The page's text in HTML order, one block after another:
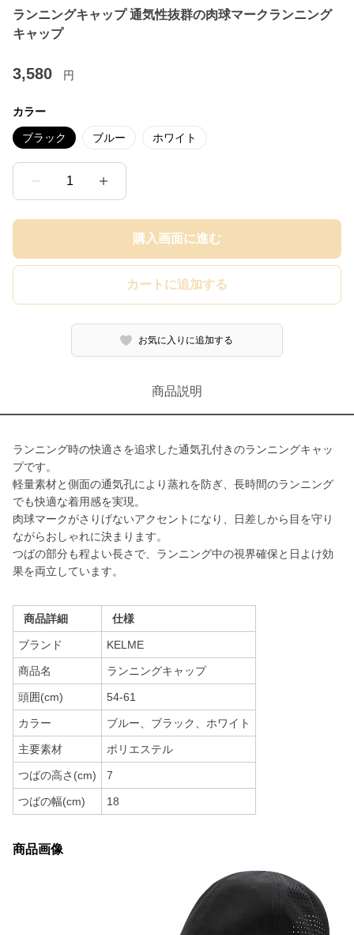
ランニングキャップ 通気性抜群の肉球マークランニング
キャップ
3,580 円
カラー
ブラック ブルー ホワイト
1
購入画面に進む
カートに追加する
お気に入りに追加する
商品説明
ランニング時の快適さを追求した通気孔付きのランニングキャッ
プです。
軽量素材と側面の通気孔により蒸れを防ぎ、長時間のランニング
でも快適な着用感を実現。
肉球マークがさりげないアクセントになり、日差しから目を守り
ながらおしゃれに決まります。
つばの部分も程よい長さで、ランニング中の視界確保と日よけ効
果を両立しています。
商品詳細 仕様
ブランド KELME
商品名 ランニングキャップ
頭囲(cm) 54-61
カラー ブルー、ブラック、ホワイト
主要素材 ポリエステル
つばの高さ(cm) 7
つばの幅(cm) 18
商品画像